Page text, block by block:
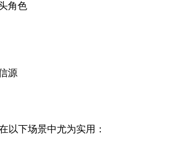
角色
源
以下场景中尤为实用：